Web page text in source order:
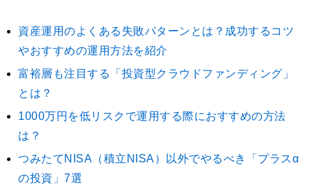
資産運用のよくある失敗パターンとは？成功するコツ
やおすすめの運用方法を紹介
富裕層も注目する「投資型クラウドファンディング」
とは？
1000万円を低リスクで運用する際におすすめの方法
は？
つみたてNISA（積立NISA）以外でやるべき「プラスα
の投資」7選